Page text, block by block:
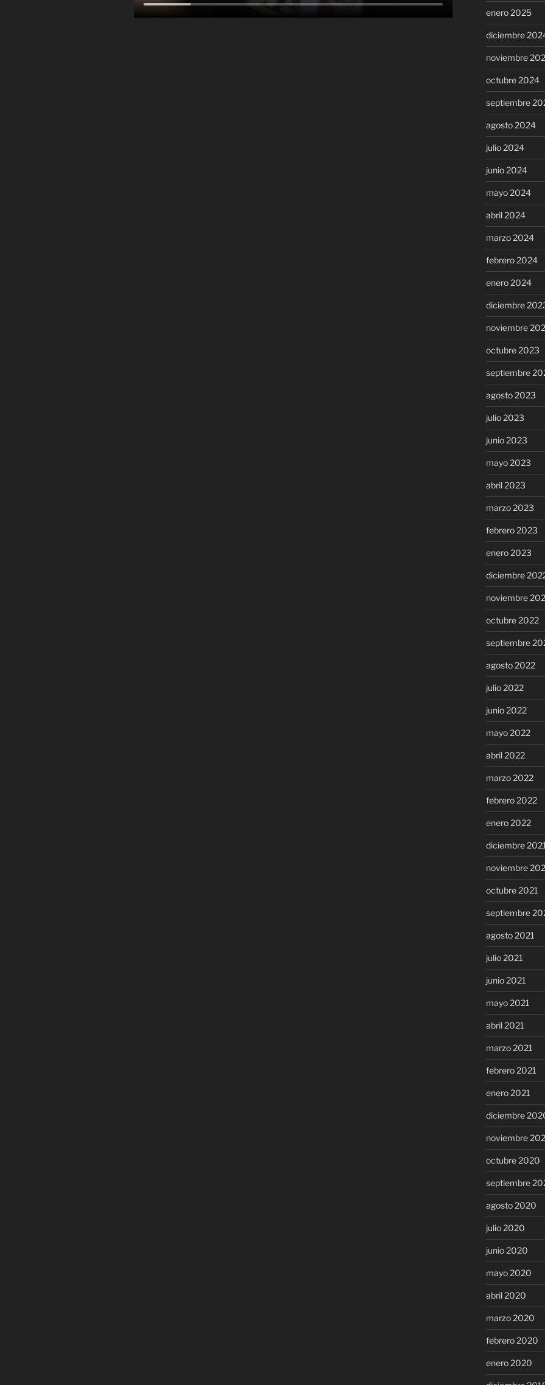
enero 2025
diciembre
noviembre
octubre 2024
septiembre
agosto 2024
julio 2024
junio 2024
mayo 2024
abril 2024
marzo 2024
febrero 2024
enero 2024
diciembre
noviembre
octubre 2023
septiembre
agosto 2023
julio 2023
junio 2023
mayo 2023
abril 2023
marzo 2023
febrero 2023
enero 2023
diciembre
noviembre
octubre 2022
septiembre
agosto 2022
julio 2022
junio 2022
mayo 2022
abril 2022
marzo 2022
febrero 2022
enero 2022
diciembre
noviembre
octubre 2021
septiembre
agosto 2021
julio 2021
junio 2021
mayo 2021
abril 2021
marzo 2021
febrero 2021
enero 2021
diciembre
noviembre
octubre 2020
septiembre
agosto 2020
julio 2020
junio 2020
mayo 2020
abril 2020
marzo 2020
febrero 2020
enero 2020